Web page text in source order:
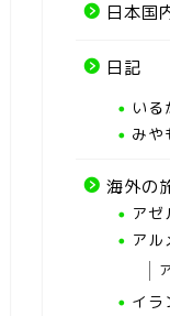
日本国
日記
いる
みや
海外の
アゼ
アル
イラ